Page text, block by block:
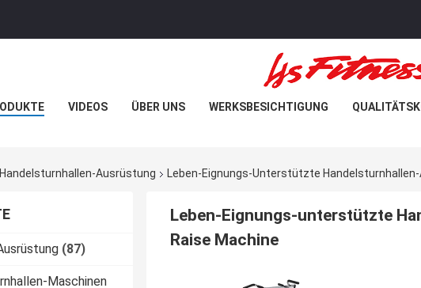
VIDEOS ÜBER UNS WERKSBESICHTIGUNG
Handelsturnhallen-Ausrüstung Leben-Eignungs-Unterstützte
(87)
Maschinen
Leben-Eignungs-unterstützte
Raise Machine